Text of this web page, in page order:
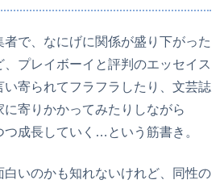
で、なにげに関係が盛り下がった
プレイボーイと評判のエッセイス
い寄られてフラフラしたり、文芸誌
寄りかかってみたりしながら
つ成長していく…という筋書き。
白いのかも知れないけれど、同性の